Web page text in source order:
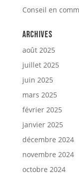
Conseil en
Archives
août 2025
juillet 2025
juin 2025
mars 2025
février 2025
janvier 2025
décembre 2024
novembre 2024
octobre 2024